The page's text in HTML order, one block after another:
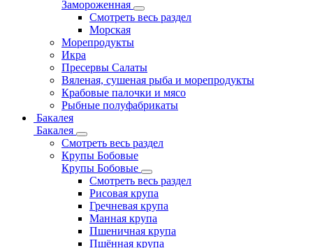
Замороженная
Смотреть весь раздел
Морская
Морепродукты
Икра
Пресервы Салаты
Вяленая, сушеная рыба и морепродукты
Крабовые палочки и мясо
Рыбные полуфабрикаты
Бакалея
Бакалея
Смотреть весь раздел
Крупы Бобовые
Крупы Бобовые
Смотреть весь раздел
Рисовая крупа
Гречневая крупа
Манная крупа
Пшеничная крупа
Пшённая крупа